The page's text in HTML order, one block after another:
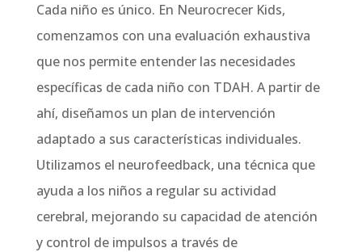
Cada niño es único. En Neurocrecer Kids,
comenzamos con una evaluación exhaustiva
que nos permite entender las necesidades
específicas de cada niño con TDAH. A partir de
ahí, diseñamos un plan de intervención
adaptado a sus características individuales.
Utilizamos el neurofeedback, una técnica que
ayuda a los niños a regular su actividad
cerebral, mejorando su capacidad de atención
y control de impulsos a través de